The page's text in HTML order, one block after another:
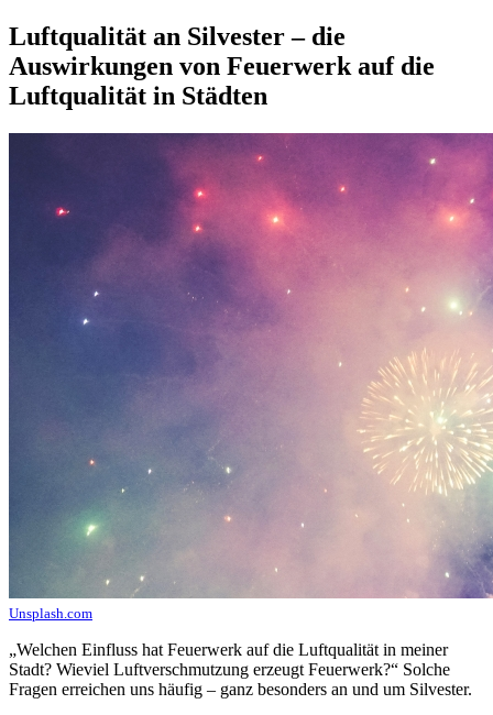
Luftqualität an Silvester – die
Auswirkungen von Feuerwerk auf die
Luftqualität in Städten
Unsplash.com
„Welchen Einfluss hat Feuerwerk auf die Luftqualität in meiner
Stadt? Wieviel Luftverschmutzung erzeugt Feuerwerk?“ Solche
Fragen erreichen uns häufig – ganz besonders an und um Silvester.